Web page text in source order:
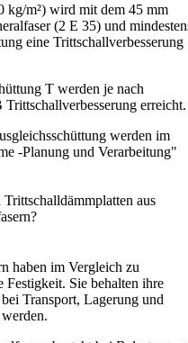
kg/m²) wird mit dem 45 mm
(2 E 35) und
eine Trittschallverbesserung
T werden je nach
erreicht.
werden im
-Planung und Verarbeitung"
aus
haben im Vergleich zu
Festigkeit. Sie behalten ihre
Transport, Lagerung und